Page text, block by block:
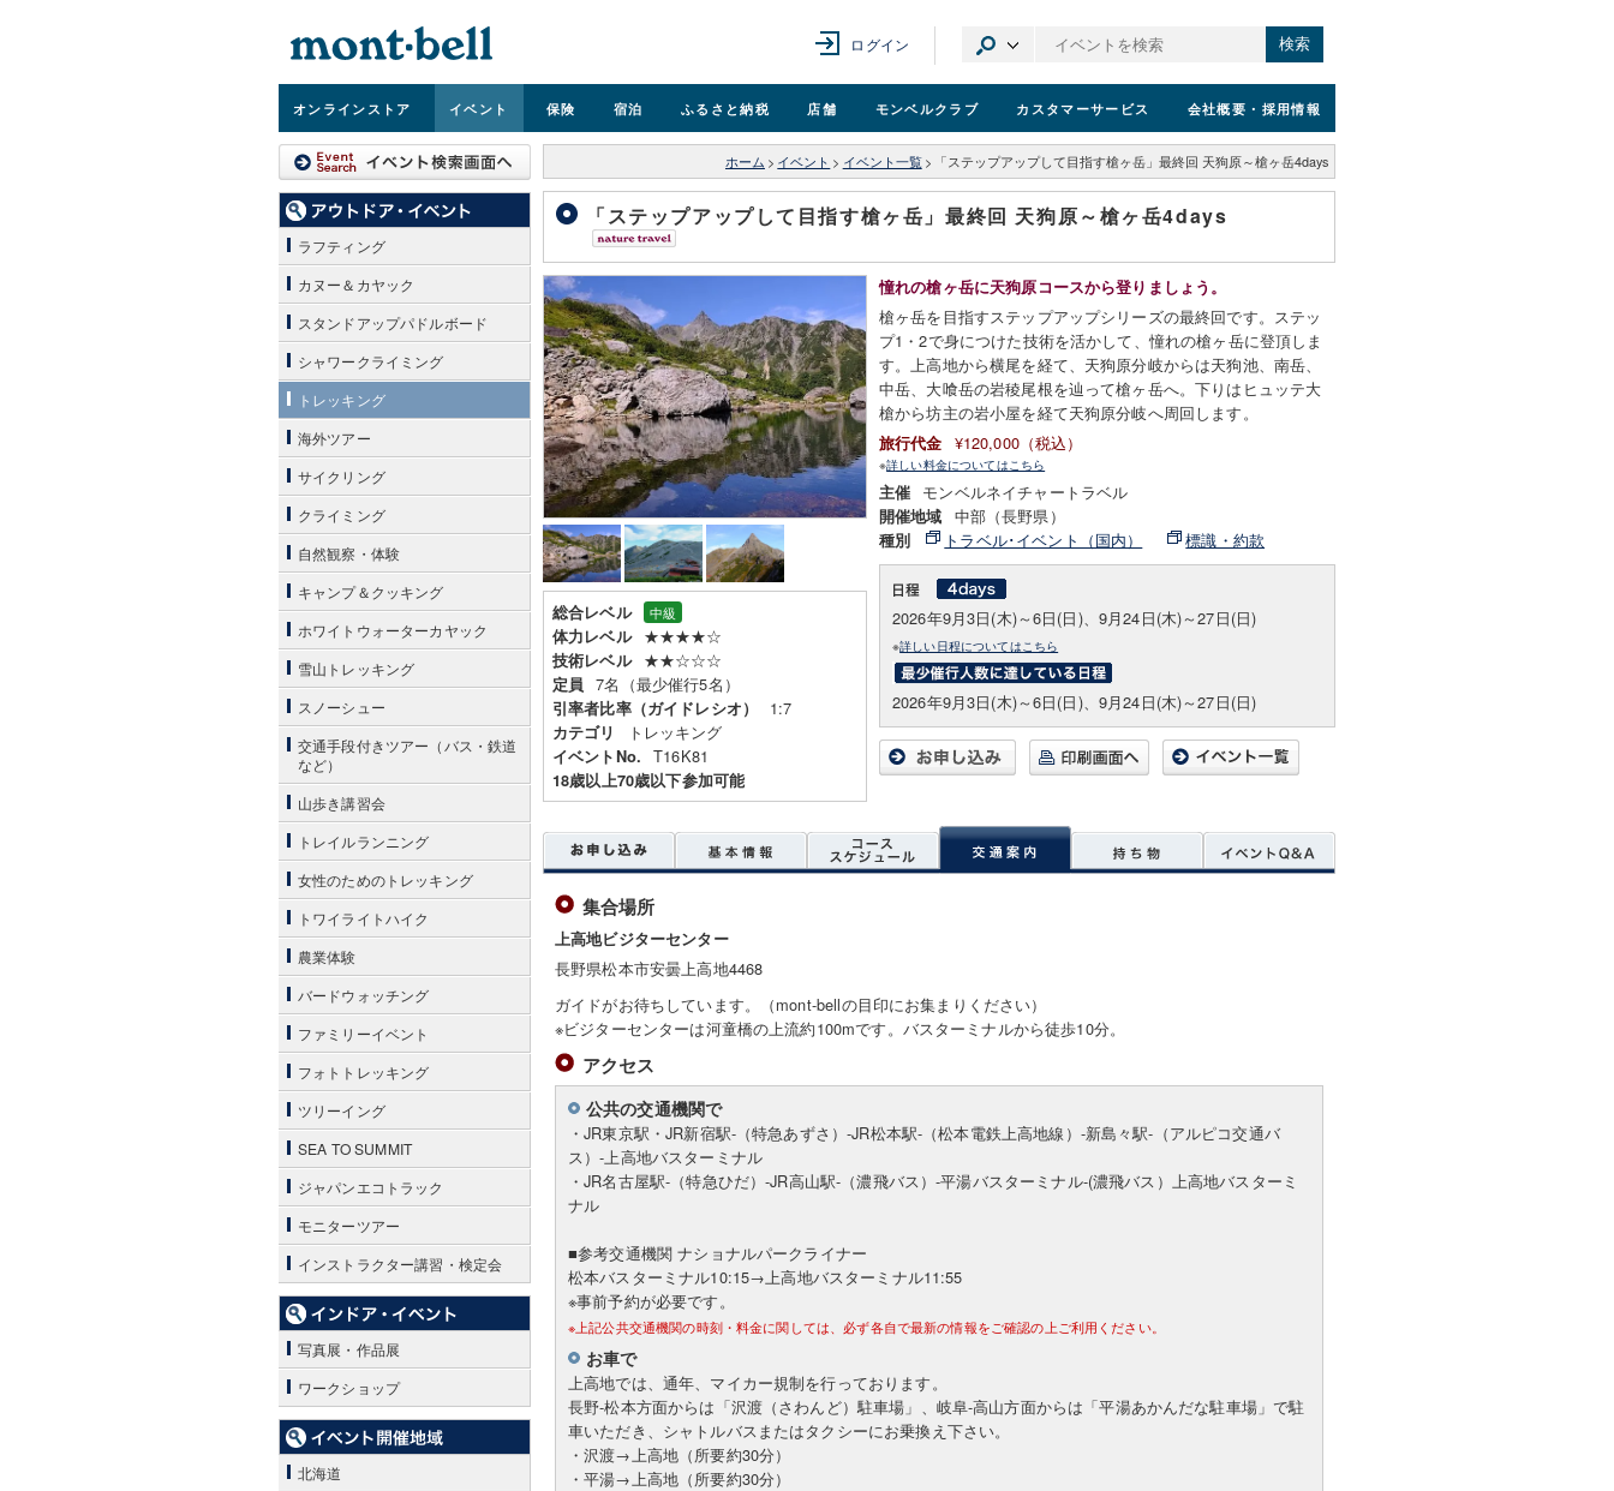
ログイン 検索
オンラインストア イベント 保険 宿泊 ふるさと納税 店舗 モンベルクラブ カスタマーサービス 会社概要 ・採用情報
ホーム > イベント > イベント一覧 > 「ステップアップして目指す槍ヶ岳」最終回 天狗原～槍ヶ岳4days
「ステップアップして目指す槍ヶ岳」最終回 天狗原～槍ヶ岳4days
総合レベル 中級
体力レベル ★★★★☆
技術レベル ★★☆☆☆
定員 7名（最少催行5名）
引率者比率（ガイドレシオ） 1:7
カテゴリ トレッキング
イベントNo. T16K81
18歳以上70歳以下参加可能
憧れの槍ヶ岳に天狗原コースから登りましょう。
槍ヶ岳を目指すステップアップシリーズの最終回です。ステッ
プ1・2で身につけた技術を活かして、憧れの槍ヶ岳に登頂しま
す。上高地から横尾を経て、天狗原分岐からは天狗池、南岳、
中岳、大喰岳の岩稜尾根を辿って槍ヶ岳へ。下りはヒュッテ大
槍から坊主の岩小屋を経て天狗原分岐へ周回します。
旅行代金 ¥120,000（税込）
※詳しい料金についてはこちら
主催 モンベルネイチャートラベル
開催地域 中部（長野県）
種別 トラベル･イベント（国内） 標識・約款
2026年9月3日(木)～6日(日)、9月24日(木)～27日(日)
※詳しい日程についてはこちら
2026年9月3日(木)～6日(日)、9月24日(木)～27日(日)
集合場所
上高地ビジターセンター
長野県松本市安曇上高地4468
ガイドがお待ちしています。（mont-bellの目印にお集まりください）
※ビジターセンターは河童橋の上流約100mです。バスターミナルから徒歩10分。
アクセス
公共の交通機関で
・JR東京駅・JR新宿駅-（特急あずさ）-JR松本駅-（松本電鉄上高地線）-新島々駅-（アルピコ交通バ
ス）-上高地バスターミナル
・JR名古屋駅-（特急ひだ）-JR高山駅-（濃飛バス）-平湯バスターミナル-(濃飛バス）上高地バスターミ
ナル
■参考交通機関 ナショナルパークライナー
松本バスターミナル10:15→上高地バスターミナル11:55
※事前予約が必要です。
※上記公共交通機関の時刻・料金に関しては、必ず各自で最新の情報をご確認の上ご利用ください。
お車で
上高地では、通年、マイカー規制を行っております。
長野-松本方面からは「沢渡（さわんど）駐車場」、岐阜-高山方面からは「平湯あかんだな駐車場」で駐
車いただき、シャトルバスまたはタクシーにお乗換え下さい。
・沢渡→上高地（所要約30分）
・平湯→上高地（所要約30分）
ラフティング
カヌー＆カヤック
スタンドアップパドルボード
シャワークライミング
トレッキング
海外ツアー
サイクリング
クライミング
自然観察・体験
キャンプ＆クッキング
ホワイトウォーターカヤック
雪山トレッキング
スノーシュー
交通手段付きツアー（バス・鉄道
など）
山歩き講習会
トレイルランニング
女性のためのトレッキング
トワイライトハイク
農業体験
バードウォッチング
ファミリーイベント
フォトトレッキング
ツリーイング
SEA TO SUMMIT
ジャパンエコトラック
モニターツアー
インストラクター講習・検定会
写真展・作品展
ワークショップ
北海道